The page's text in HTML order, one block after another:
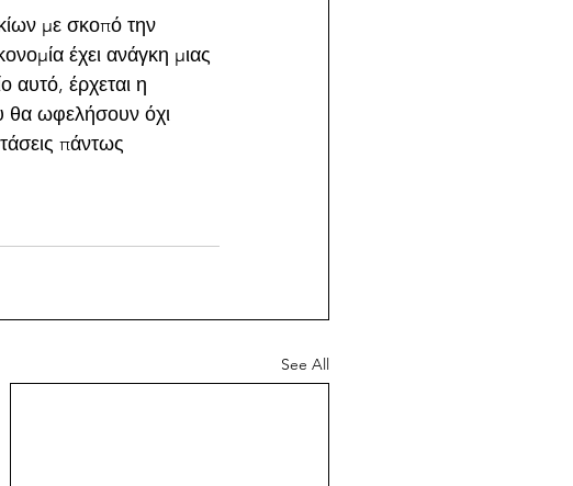
με σκοπό την
έχει ανάγκη μιας
αυτό, έρχεται η
θα ωφελήσουν όχι
πάντως
See All